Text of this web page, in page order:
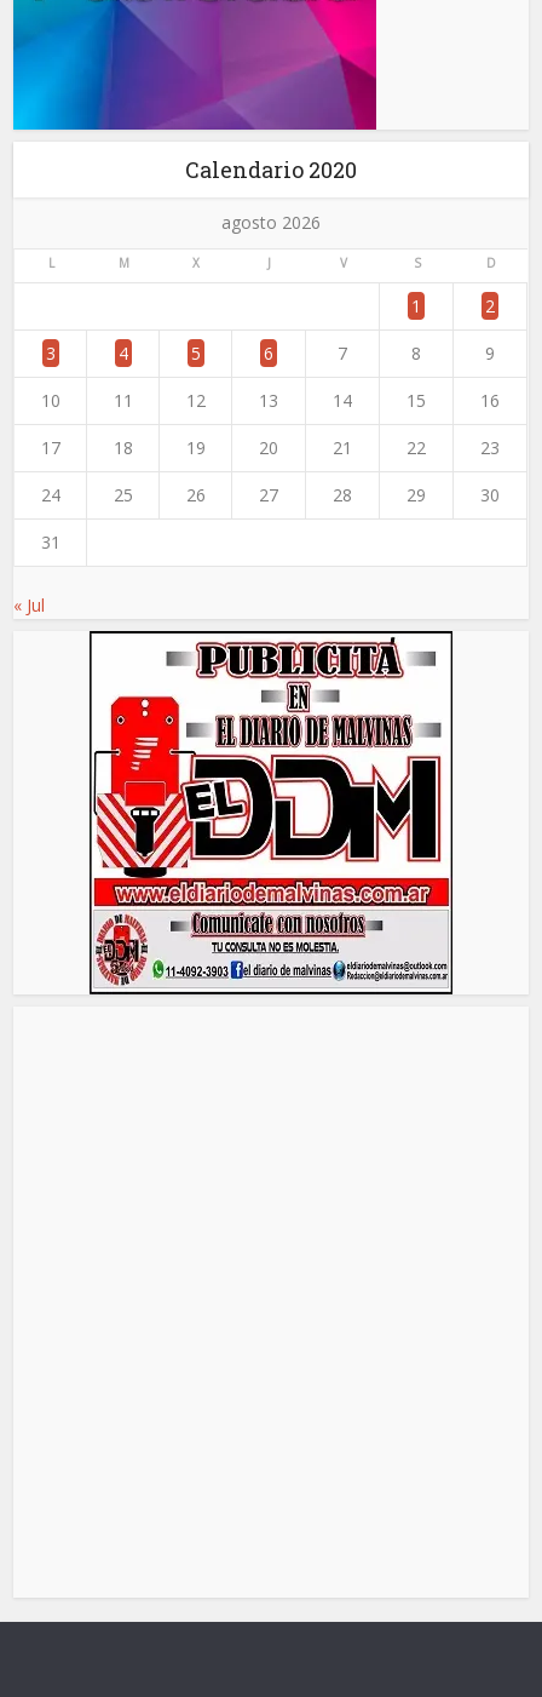
Calendario 2020
agosto 2026
L M X J V S D
1 2
3 4 5 6 7 8 9
10 11 12 13 14 15 16
17 18 19 20 21 22 23
24 25 26 27 28 29 30
31
« Jul